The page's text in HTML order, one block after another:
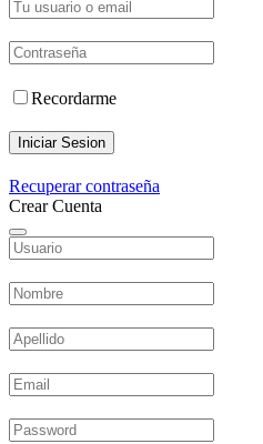
Recordarme
Iniciar Sesion
Recuperar contraseña
Crear Cuenta